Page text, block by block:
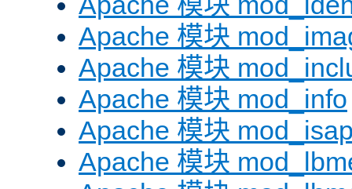
Apache 模块
Apache 模块
Apache 模块 mod_info
Apache 模块
Apache 模块